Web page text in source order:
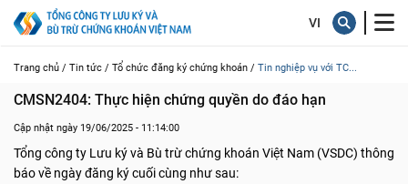
Trang chủ / Tin tức / Tổ chức đăng ký chứng khoán / Tin nghiệp vụ với TC...
CMSN2404: Thực hiện chứng quyền do đáo hạn
Cập nhật ngày 19/06/2025 - 11:14:00
Tổng công ty Lưu ký và Bù trừ chứng khoán Việt Nam (VSDC) thông
báo về ngày đăng ký cuối cùng như sau: